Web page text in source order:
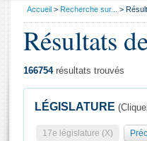
Général
Vous
Accueil Recherche sur...
Résultats
166754résultats trouvés
LÉGISLATURE
17e législature (X)